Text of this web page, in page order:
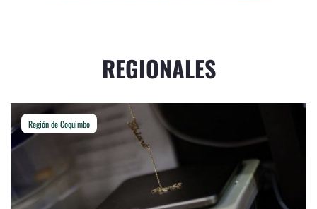
REGIONALES
Región de Coquimbo